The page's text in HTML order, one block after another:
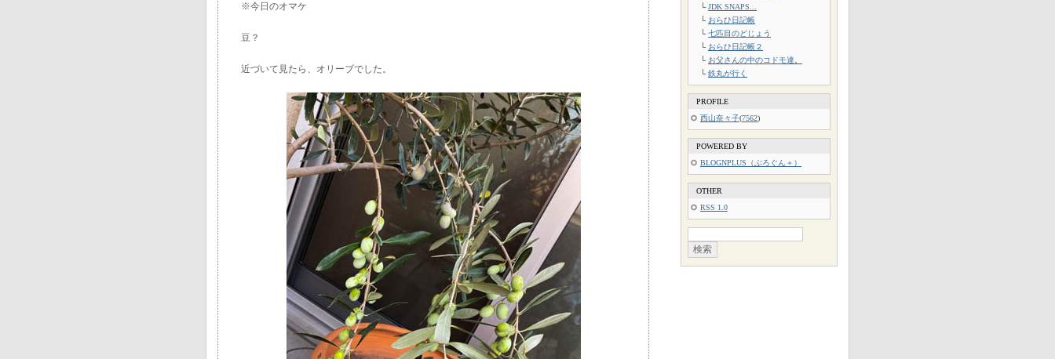
※今日のオマケ
豆？
近づいて見たら、オリーブでした。
└ JDK SNAPS...
└ おらひ日記帳
└ 七匹目のどじょう
└ おらひ日記帳２
└ お父さんの中のコドモ達。
└ 鉄丸が行く
PROFILE
西山奈々子(7562)
POWERED BY
BLOGNPLUS（ぶろぐん＋）
OTHER
RSS 1.0